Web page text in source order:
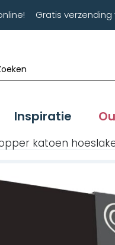
Gratis
Inspiratie
katoen